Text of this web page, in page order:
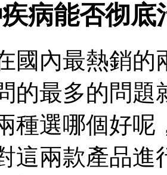
病能否彻底
國內最熱銷的
的最多的問
種選哪個好呢
這兩款產品進